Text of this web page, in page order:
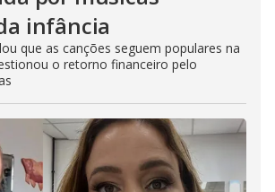
infância
que as canções seguem populares na
o retorno financeiro pelo